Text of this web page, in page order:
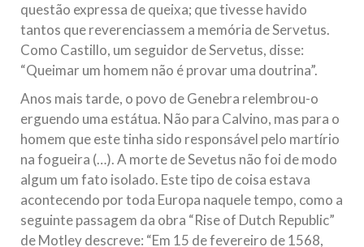
questão expressa de queixa; que tivesse havido
tantos que reverenciassem a memória de Servetus.
Como Castillo, um seguidor de Servetus, disse:
“Queimar um homem não é provar uma doutrina”.
Anos mais tarde, o povo de Genebra relembrou-o
erguendo uma estátua. Não para Calvino, mas para o
homem que este tinha sido responsável pelo martírio
na fogueira (…). A morte de Sevetus não foi de modo
algum um fato isolado. Este tipo de coisa estava
acontecendo por toda Europa naquele tempo, como a
seguinte passagem da obra “Rise of Dutch Republic”
de Motley descreve: “Em 15 de fevereiro de 1568,